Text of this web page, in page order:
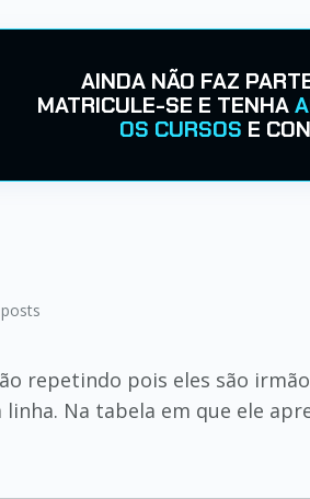
AINDA NÃO FAZ
MATRICULE-SE E TENHA
OS CURSOS E
posts
repetindo pois eles são
Na tabela em que ele